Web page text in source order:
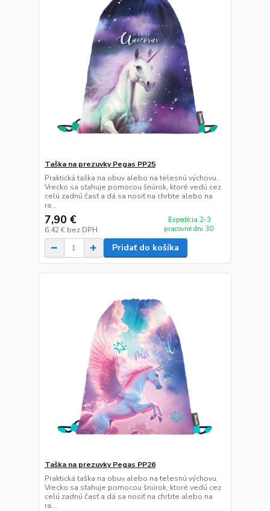
Taška na prezuvky Pegas PP25
Praktická taška na obuv alebo na telesnú výchovu.
Vrecko sa sťahuje pomocou šnúrok, ktoré vedú cez
celú zadnú časť a dá sa nosiť na chrbte alebo na
ra...
7,90 €
6,42 € bez DPH
Expedícia 2-3
pracovné dni 30
Pridať do košíka
Taška na prezuvky Pegas PP26
Praktická taška na obuv alebo na telesnú výchovu.
Vrecko sa sťahuje pomocou šnúrok, ktoré vedú cez
celú zadnú časť a dá sa nosiť na chrbte alebo na
ra...